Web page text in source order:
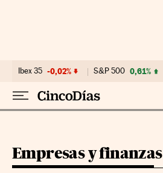
Ibex 35 -0,02% S&P 500 0,61%
Empresas y finanzas